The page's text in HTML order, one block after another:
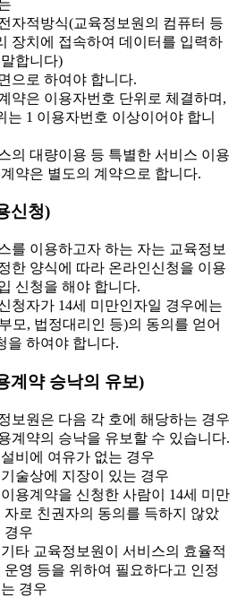
자적방식(교육정보원의 컴퓨터 등
장치에 접속하여 데이터를 입력하
합니다)
으로 하여야 합니다.
약은 이용자번호 단위로 체결하며,
는 1 이용자번호 이상이어야 합니
의 대량이용 등 특별한 서비스 이용
약은 별도의 계약으로 합니다.
신청)
를 이용하고자 하는 자는 교육정보
한 양식에 따라 온라인신청을 이용
신청을 해야 합니다.
청자가 14세 미만인자일 경우에는
모, 법정대리인 등)의 동의를 얻어
을 하여야 합니다.
계약 승낙의 유보)
보원은 다음 각 호에 해당하는 경우
계약의 승낙을 유보할 수 있습니다.
설비에 여유가 없는 경우
기술상에 지장이 있는 경우
용계약을 신청한 사람이 14세 미만
자로 친권자의 동의를 득하지 않았
경우
타 교육정보원이 서비스의 효율적
운영 등을 위하여 필요하다고 인정
경우